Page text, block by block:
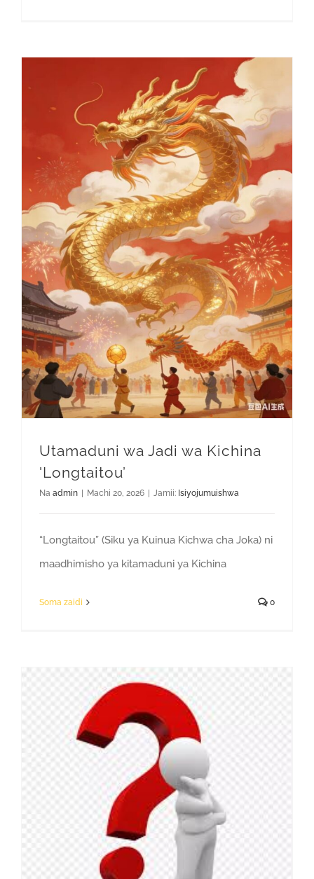
Utamaduni wa Jadi wa Kichina
'Longtaitou’
Na admin Machi 20, 2026 Jamii: Isiyojumuishwa
“Longtaitou” (Siku ya Kuinua Kichwa cha Joka) ni
maadhimisho ya kitamaduni ya Kichina
Soma zaidi 0